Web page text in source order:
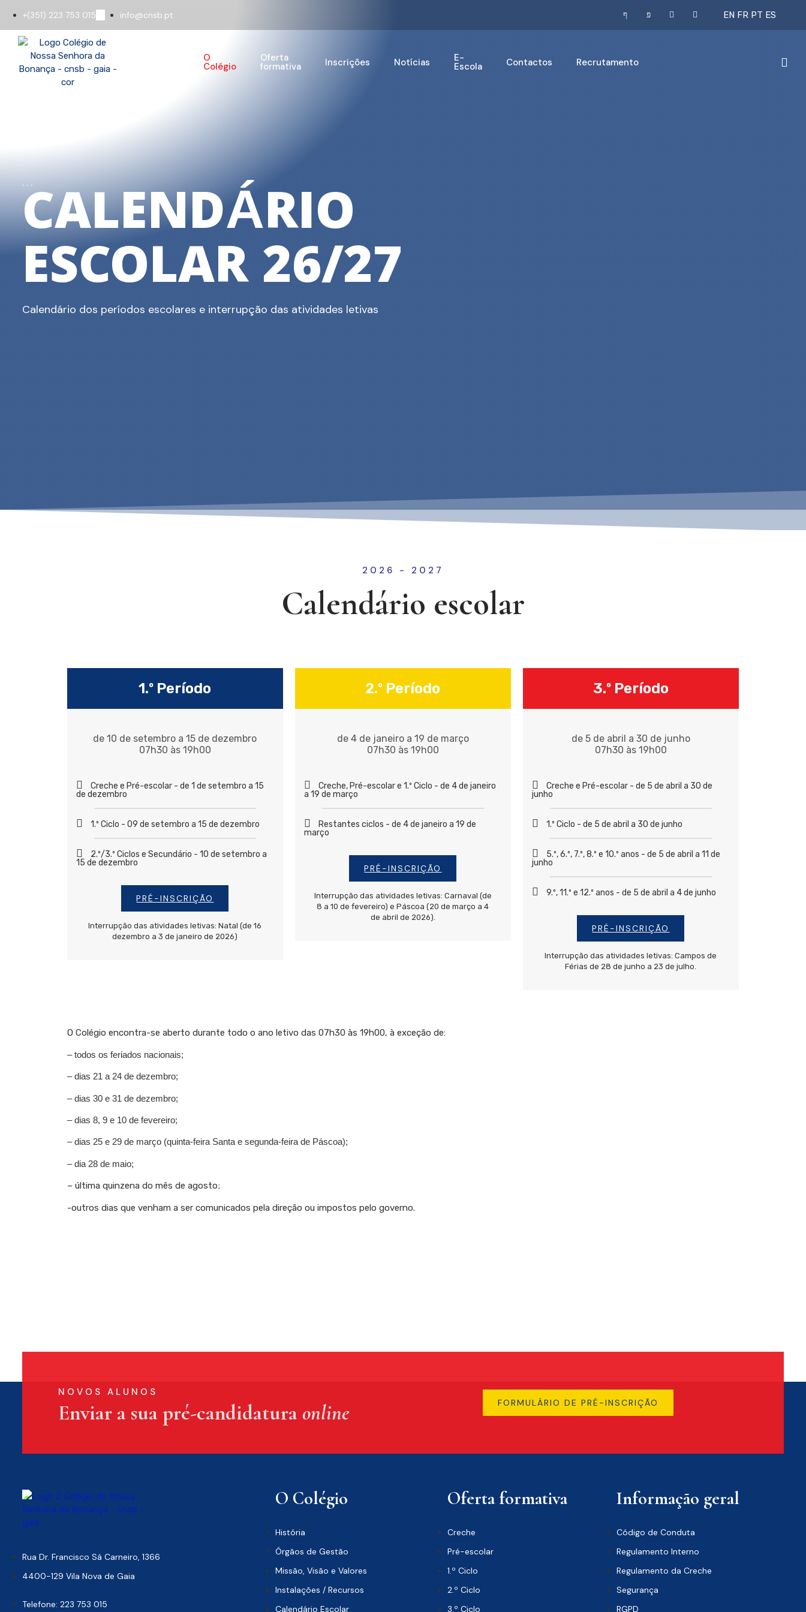
+(351) 223 753 015 info@cnsb.pt EN FR PT ES
O
Colégio
Oferta
formativa Inscrições Notícias E-
Escola Contactos Recrutamento
...
CALENDÁRIO
ESCOLAR 26/27
Calendário dos períodos escolares e interrupção das atividades letivas
2026 - 2027
Calendário escolar
1.º Período
de 10 de setembro a 15 de dezembro
07h30 às 19h00
Creche e Pré-escolar - de 1 de setembro a 15
de dezembro
1.º Ciclo - 09 de setembro a 15 de dezembro
2.º/3.º Ciclos e Secundário - 10 de setembro a
15 de dezembro
PRÉ-INSCRIÇÃO
Interrupção das atividades letivas: Natal (de 16
dezembro a 3 de janeiro de 2026)
2.º Período
de 4 de janeiro a 19 de março
07h30 às 19h00
Creche, Pré-escolar e 1.º Ciclo - de 4 de janeiro
a 19 de março
Restantes ciclos - de 4 de janeiro a 19 de
março
PRÉ-INSCRIÇÃO
Interrupção das atividades letivas: Carnaval (de
8 a 10 de fevereiro) e Páscoa (20 de março a 4
de abril de 2026).
3.º Período
de 5 de abril a 30 de junho
07h30 às 19h00
Creche e Pré-escolar - de 5 de abril a 30 de
junho
1.º Ciclo - de 5 de abril a 30 de junho
5.º, 6.º, 7.º, 8.º e 10.º anos - de 5 de abril a 11 de
junho
9.º, 11.º e 12.º anos - de 5 de abril a 4 de junho
PRÉ-INSCRIÇÃO
Interrupção das atividades letivas: Campos de
Férias de 28 de junho a 23 de julho.
O Colégio encontra-se aberto durante todo o ano letivo das 07h30 às 19h00, à exceção de:
– todos os feriados nacionais;
– dias 21 a 24 de dezembro;
– dias 30 e 31 de dezembro;
– dias 8, 9 e 10 de fevereiro;
– dias 25 e 29 de março (quinta-feira Santa e segunda-feira de Páscoa);
– dia 28 de maio;
– última quinzena do mês de agosto;
-outros dias que venham a ser comunicados pela direção ou impostos pelo governo.
NOVOS ALUNOS
Enviar a sua pré-candidaturaonline FORMULÁRIO DE PRÉ-INSCRIÇÃO
Rua Dr. Francisco Sá Carneiro, 1366
4400-129 Vila Nova de Gaia
Telefone: 223 753 015
O Colégio
História
Órgãos de Gestão
Missão, Visão e Valores
Instalações / Recursos
Calendário Escolar
Oferta formativa
Creche
Pré-escolar
1.º Ciclo
2.º Ciclo
3.º Ciclo
Informação geral
Código de Conduta
Regulamento Interno
Regulamento da Creche
Segurança
RGPD